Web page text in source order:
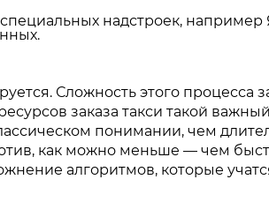
специальных надстроек,
Сложность этого процесса
заказа такси такой
понимании, чем
как можно меньше — чем
алгоритмов, которые